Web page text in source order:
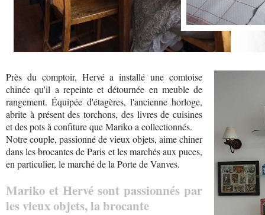
Près du comptoir, Hervé a installé une comtoise
chinée qu'il a repeinte et détournée en meuble de
rangement. Équipée d'étagères, l'ancienne horloge,
abrite à présent des torchons, des livres de cuisines
et des pots à confiture que Mariko a collectionnés.
Notre couple, passionné de vieux objets, aime chiner
dans les brocantes de Paris et les marchés aux puces,
en particulier, le marché de la Porte de Vanves.
Mariko et Hervé sont passionnés par
les vieux objets, la brocante